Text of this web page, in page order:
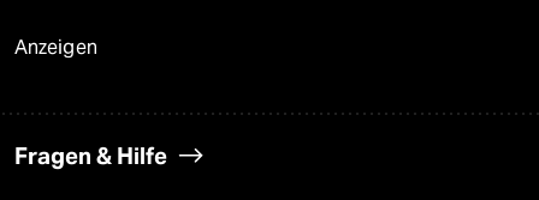
Anzeigen
Fragen & Hilfe